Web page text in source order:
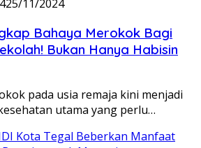
25/11/2024
Bahaya Merokok Bagi
Bukan Hanya Habisin
pada usia remaja kini menjadi
utama yang perlu…